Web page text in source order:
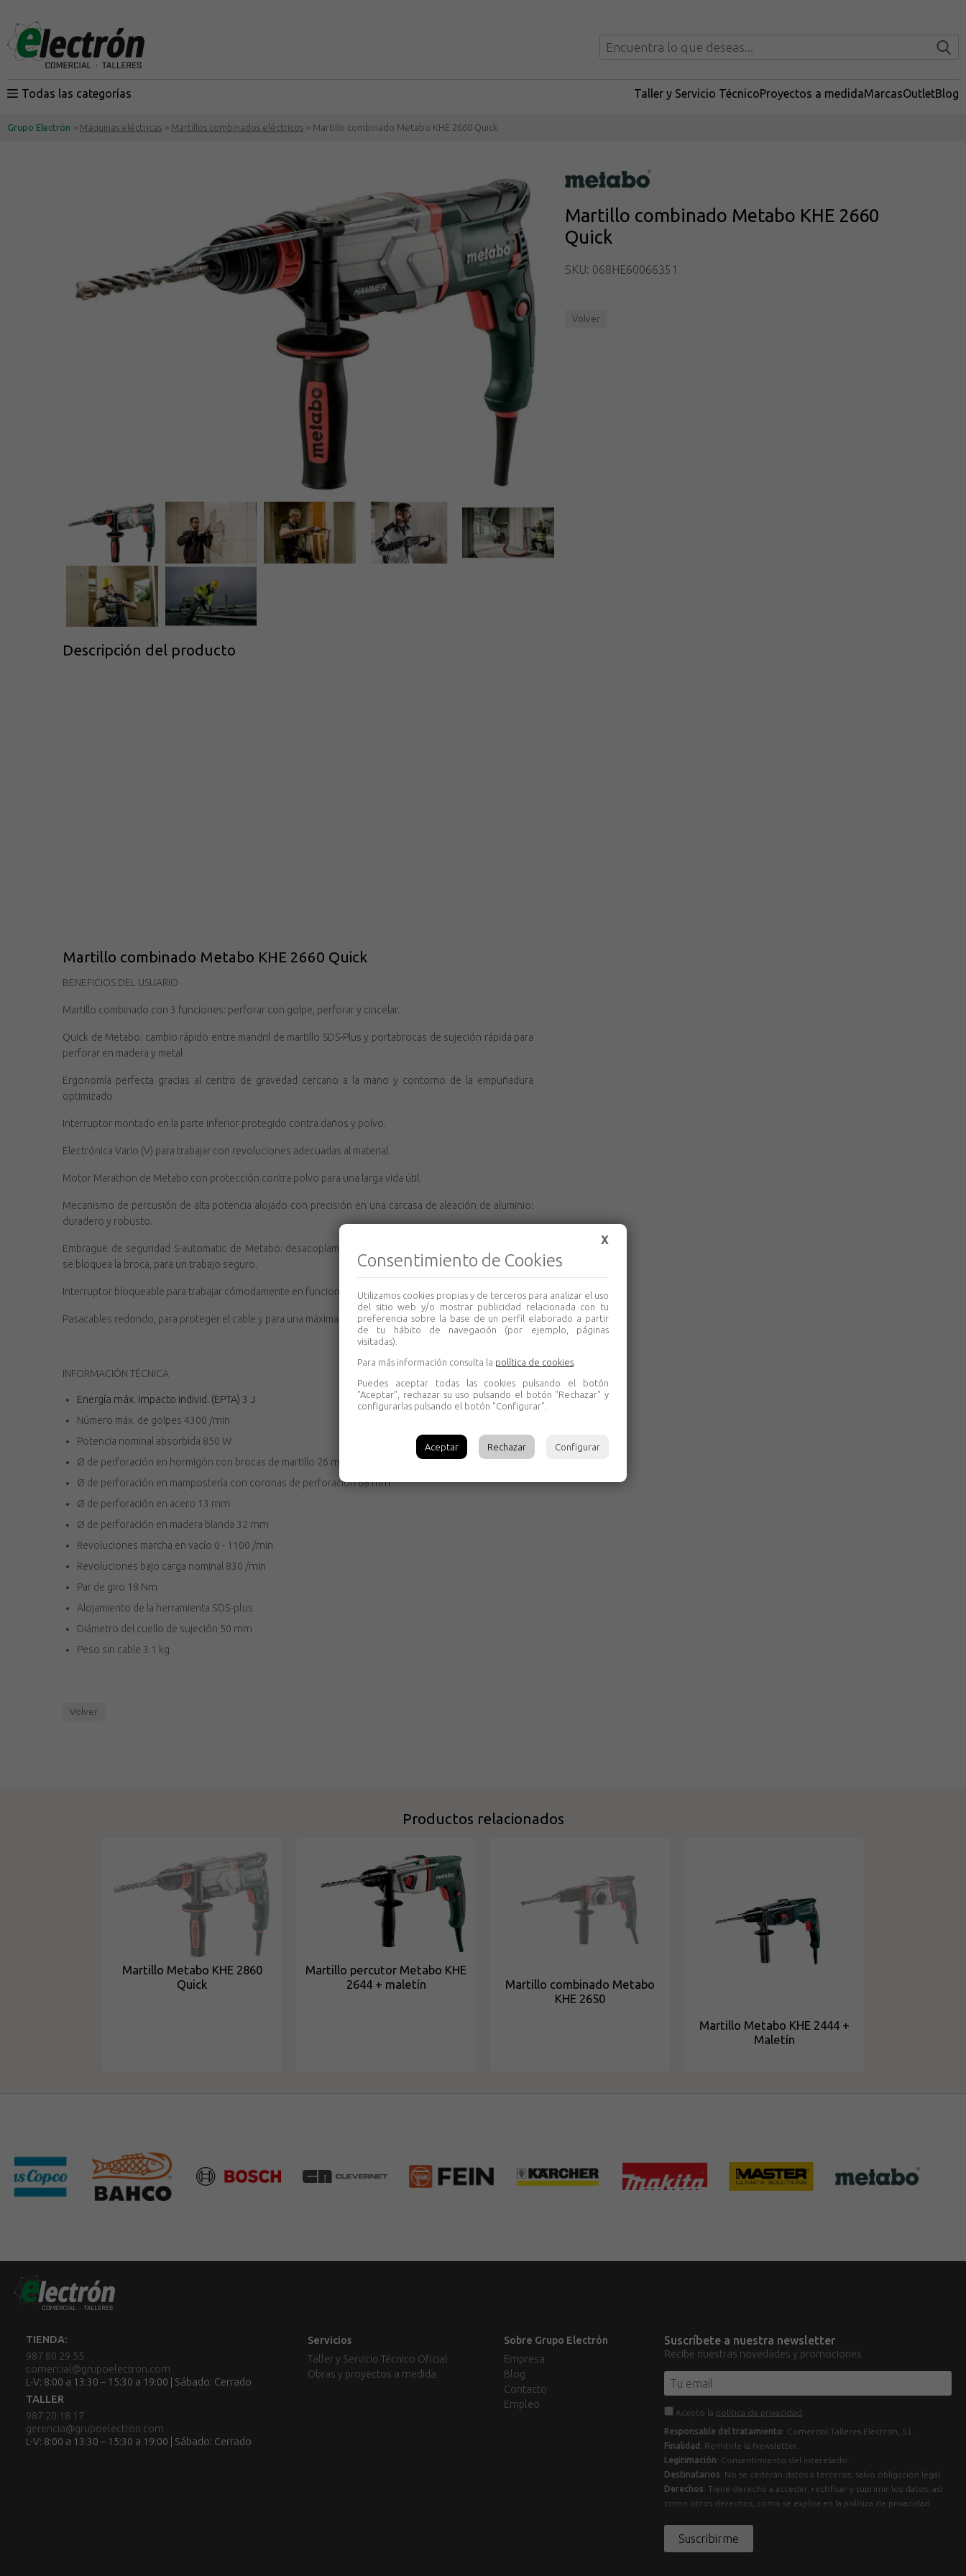
Todas las categorías Taller y Servicio TécnicoProyectos a medidaMarcasOutletBlog
Grupo Electrón > Máquinas eléctricas > Martillos combinados eléctricos > Martillo combinado Metabo KHE 2660 Quick
Martillo combinado Metabo KHE 2660
Quick
SKU: 068HE60066351
Volver
Descripción del producto
Martillo combinado Metabo KHE 2660 Quick
BENEFICIOS DEL USUARIO
Martillo combinado con 3 funciones: perforar con golpe, perforar y cincelar.
Quick de Metabo: cambio rápido entre mandril de martillo SDS-Plus y portabrocas de sujeción rápida para
perforar en madera y metal
Ergonomía perfecta gracias al centro de gravedad cercano a la mano y contorno de la empuñadura
optimizado.
Interruptor montado en la parte inferior protegido contra daños y polvo.
Electrónica Vario (V) para trabajar con revoluciones adecuadas al material.
Motor Marathon de Metabo con protección contra polvo para una larga vida útil.
Mecanismo de percusión de alta potencia alojado con precisión en una carcasa de aleación de aluminio:
duradero y robusto.
Embrague de seguridad S-automatic de Metabo: desacoplamiento mecánico del accionamiento cuando
se bloquea la broca, para un trabajo seguro.
Interruptor bloqueable para trabajar cómodamente en funcionamiento continuo.
Pasacables redondo, para proteger el cable y para una máxima libertad de movimientos durante el trabajo.
INFORMACIÓN TÉCNICA
Energía máx. impacto individ. (EPTA) 3 J
Número máx. de golpes 4300 /min
Potencia nominal absorbida 850 W
Ø de perforación en hormigón con brocas de martillo 26 mm
Ø de perforación en mampostería con coronas de perforación68 mm
Ø de perforación en acero 13 mm
Ø de perforación en madera blanda 32 mm
Revoluciones marcha en vacío 0 - 1100 /min
Revoluciones bajo carga nominal 830 /min
Par de giro 18 Nm
Alojamiento de la herramienta SDS-plus
Diámetro del cuello de sujeción 50 mm
Peso sin cable 3.1 kg
Volver
Productos relacionados
Martillo Metabo KHE 2860
Quick
Martillo percutor Metabo KHE
2644 + maletín
Martillo combinado Metabo
KHE 2650
Martillo Metabo KHE 2444 +
Maletín
TIENDA:
987 80 29 55
comercial@grupoelectron.com
L-V: 8:00 a 13:30 – 15:30 a 19:00 | Sábado: Cerrado
TALLER
987 20 18 17
gerencia@grupoelectron.com
L-V: 8:00 a 13:30 – 15:30 a 19:00 | Sábado: Cerrado
Servicios
Taller y Servicio Técnico Oficial
Obras y proyectos a medida
Sobre Grupo Electrón
Empresa
Blog
Contacto
Empleo
Suscríbete a nuestra newsletter
Recibe nuestras novedades y promociones
Acepto la política de privacidad
Responsable del tratamiento: Comercial Talleres Electrón, S.L.
Finalidad : Remitirle la Newsletter.
Legitimación: Consentimiento del interesado.
Destinatarios: No se cederán datos a terceros, salvo obligación legal.
Derechos: Tiene derecho a acceder, rectificar y suprimir los datos, así
como otros derechos, como se explica en la política de privacidad.
Suscribirme
X
Consentimiento de Cookies
Utilizamos cookies propias y de terceros para analizar el uso
del sitio web y/o mostrar publicidad relacionada con tu
preferencia sobre la base de un perfil elaborado a partir
de tu hábito de navegación (por ejemplo, páginas
visitadas).
Para más información consulta la política de cookies
Puedes aceptar todas las cookies pulsando el botón
"Aceptar", rechazar su uso pulsando el botón "Rechazar" y
configurarlas pulsando el botón "Configurar".
Aceptar Rechazar Configurar